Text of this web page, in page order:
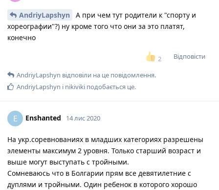
AndriyLapshyn
А при чем тут родители к "спорту и
хореографии"?) ну кроме того что они за это платят,
конечно
2 Відповісти
AndriyLapshyn відповіли на це повідомлення.
AndriyLapshyn і nikiviki подобається це.
E Enshanted 14 лис 2020
На укр.соревнованиях в младших категориях разрешены
элементы максимум 2 уровня. Только старший возраст и
выше могут выступать с тройными.
Сомневаюсь что в Болгарии прям все девятилетние с
дуплями и тройными. Один ребенок в которого хорошо